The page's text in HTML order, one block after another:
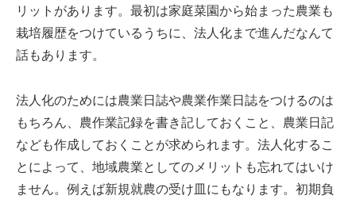
リットがあります。最初は家庭菜園から始まった農業も
栽培履歴をつけているうちに、法人化まで進んだなんて
話もあります。
法人化のためには農業日誌や農業作業日誌をつけるのは
もちろん、農作業記録を書き記しておくこと、農業日記
なども作成しておくことが求められます。法人化するこ
とによって、地域農業としてのメリットも忘れてはいけ
ません。例えば新規就農の受け皿にもなります。初期負